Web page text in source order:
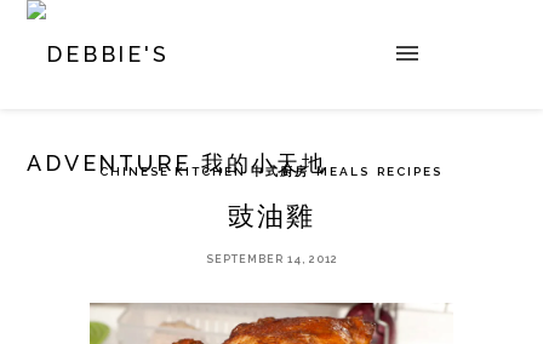
CHINESE KITCHEN 中式廚房 MEALS RECIPES
豉油雞
SEPTEMBER 14, 2012